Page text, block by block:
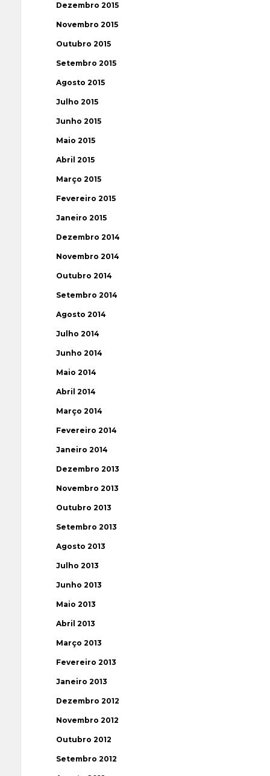
Dezembro 2015
Novembro 2015
Outubro 2015
Setembro 2015
Agosto 2015
Julho 2015
Junho 2015
Maio 2015
Abril 2015
Março 2015
Fevereiro 2015
Janeiro 2015
Dezembro 2014
Novembro 2014
Outubro 2014
Setembro 2014
Agosto 2014
Julho 2014
Junho 2014
Maio 2014
Abril 2014
Março 2014
Fevereiro 2014
Janeiro 2014
Dezembro 2013
Novembro 2013
Outubro 2013
Setembro 2013
Agosto 2013
Julho 2013
Junho 2013
Maio 2013
Abril 2013
Março 2013
Fevereiro 2013
Janeiro 2013
Dezembro 2012
Novembro 2012
Outubro 2012
Setembro 2012